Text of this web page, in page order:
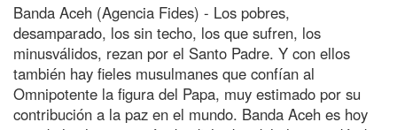
Banda Aceh (Agencia Fides) - Los pobres,
desamparado, los sin techo, los que sufren, los
minusválidos, rezan por el Santo Padre. Y con ellos
también hay fieles musulmanes que confían al
Omnipotente la figura del Papa, muy estimado por su
contribución a la paz en el mundo. Banda Aceh es hoy